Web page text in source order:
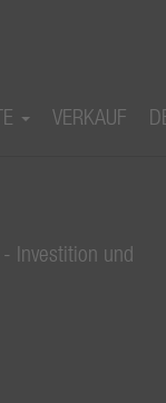
VERKAUF
zu verkaufen